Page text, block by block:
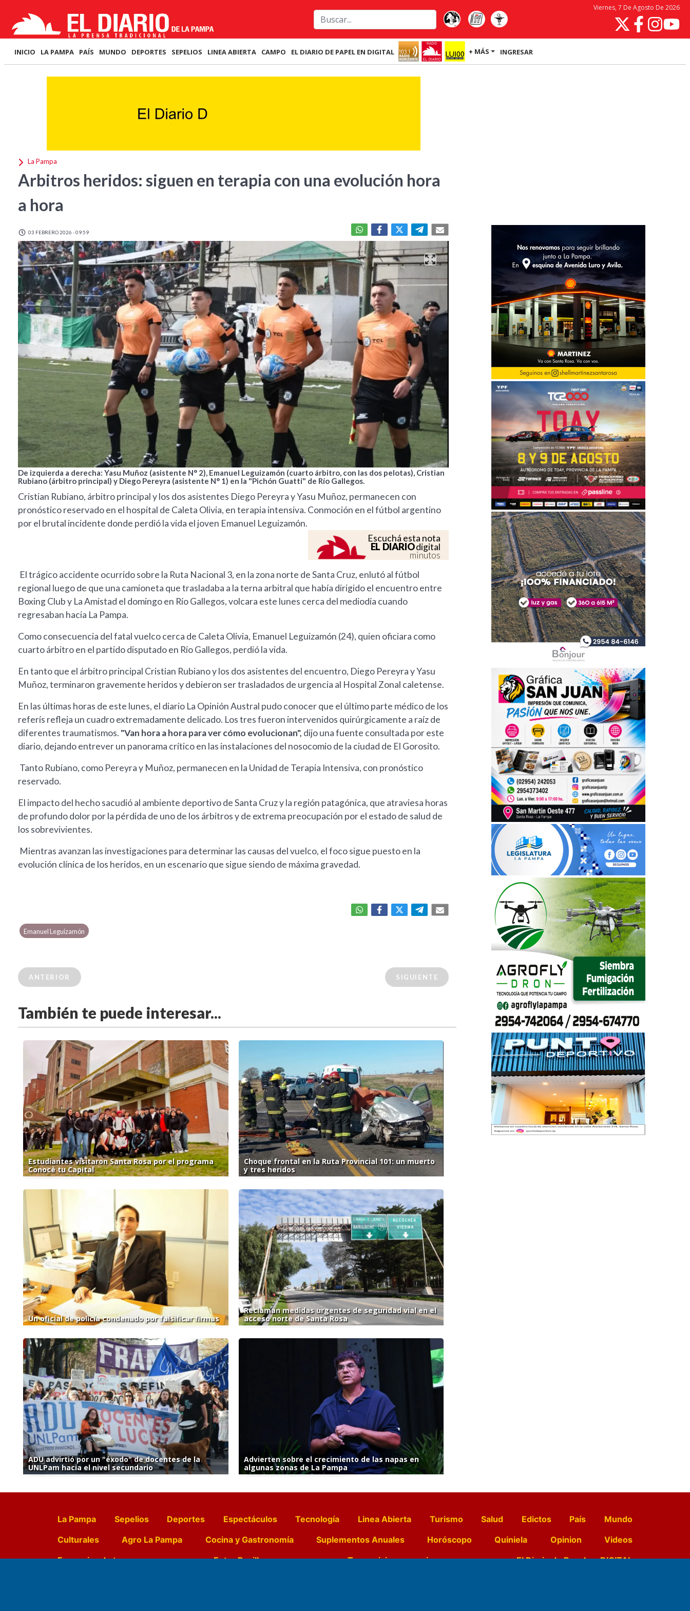
Viernes, 7 De Agosto De 2026
INICIO LA PAMPA PAÍS MUNDO DEPORTES SEPELIOS LINEA ABIERTA CAMPO EL DIARIO DE PAPEL EN DIGITAL + MÁS INGRESAR
La Pampa
Arbitros heridos: siguen en terapia con una evolución hora
a hora
03 FEBRERO 2026 - 09:59
De izquierda a derecha: Yasu Muñoz (asistente N° 2), Emanuel Leguizamón (cuarto árbitro, con las dos pelotas), Cristian
Rubiano (árbitro principal) y Diego Pereyra (asistente N° 1) en la "Pichón Guatti" de Río Gallegos.
Cristian Rubiano, árbitro principal y los dos asistentes Diego Pereyra y Yasu Muñoz, permanecen con
pronóstico reservado en el hospital de Caleta Olivia, en terapia intensiva. Conmoción en el fútbol argentino
por el brutal incidente donde perdió la vida el joven Emanuel Leguizamón.
Escuchá esta nota
EL DIARIOdigital
minutos
El trágico accidente ocurrido sobre la Ruta Nacional 3, en la zona norte de Santa Cruz, enlutó al fútbol
regional luego de que una camioneta que trasladaba a la terna arbitral que había dirigido el encuentro entre
Boxing Club y La Amistad el domingo en Río Gallegos, volcara este lunes cerca del mediodía cuando
regresaban hacia La Pampa.
Como consecuencia del fatal vuelco cerca de Caleta Olivia, Emanuel Leguizamón (24), quien oficiara como
cuarto árbitro en el partido disputado en Río Gallegos, perdió la vida.
En tanto que el árbitro principal Cristian Rubiano y los dos asistentes del encuentro, Diego Pereyra y Yasu
Muñoz, terminaron gravemente heridos y debieron ser trasladados de urgencia al Hospital Zonal caletense.
En las últimas horas de este lunes, el diario La Opinión Austral pudo conocer que el último parte médico de los
referís refleja un cuadro extremadamente delicado. Los tres fueron intervenidos quirúrgicamente a raíz de
diferentes traumatismos. "Van hora a hora para ver cómo evolucionan", dijo una fuente consultada por este
diario, dejando entrever un panorama crítico en las instalaciones del nosocomio de la ciudad de El Gorosito.
Tanto Rubiano, como Pereyra y Muñoz, permanecen en la Unidad de Terapia Intensiva, con pronóstico
reservado.
El impacto del hecho sacudió al ambiente deportivo de Santa Cruz y la región patagónica, que atraviesa horas
de profundo dolor por la pérdida de uno de los árbitros y de extrema preocupación por el estado de salud de
los sobrevivientes.
Mientras avanzan las investigaciones para determinar las causas del vuelco, el foco sigue puesto en la
evolución clínica de los heridos, en un escenario que sigue siendo de máxima gravedad.
Emanuel Leguizamón
ANTERIOR SIGUIENTE
También te puede interesar...
Estudiantes visitaron Santa Rosa por el programa
Conocé tu Capital
Choque frontal en la Ruta Provincial 101: un muerto
y tres heridos
Un oficial de policía condenado por falsificar firmas
Reclaman medidas urgentes de seguridad vial en el
acceso norte de Santa Rosa
ADU advirtió por un "éxodo" de docentes de la
UNLPam hacia el nivel secundario
Advierten sobre el crecimiento de las napas en
algunas zonas de La Pampa
La Pampa Sepelios Deportes Espectáculos Tecnología Linea Abierta Turismo Salud Edictos País
Mundo
Culturales
Agro La Pampa Cocina y Gastronomía Suplementos Anuales Horóscopo Quiniela Opinion
Videos
Farmacias de turno
Entre Pocillos Transmisiones en vivo El Diario de Papel en DIGITAL